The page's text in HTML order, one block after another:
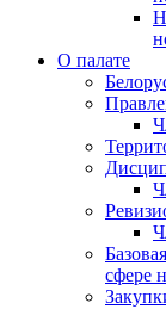
О палате
сфере